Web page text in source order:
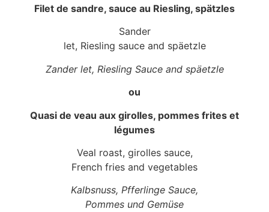
Filet de sandre, sauce au Riesling, spätzles
Sander
let, Riesling sauce and späetzle
Zander let, Riesling Sauce and späetzle
ou
Quasi de veau aux girolles, pommes frites et
légumes
Veal roast, girolles sauce,
French fries and vegetables
Kalbsnuss, Pfferlinge Sauce,
Pommes und Gemüse